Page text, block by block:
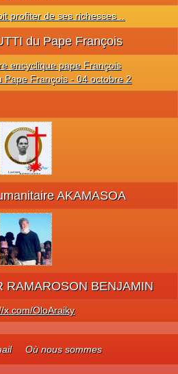
profiter de ses richesses ..
du Pape François
encyclique pape François
Pape François - 04 octobre 2
AKAMASOA
RAMAROSON BENJAMIN
x.com/OloAraiky
Où nous sommes